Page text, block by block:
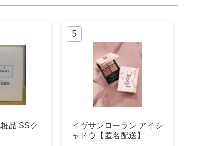
品 SSク
イヴサンローラン アイシ
ャドウ【匿名配送】